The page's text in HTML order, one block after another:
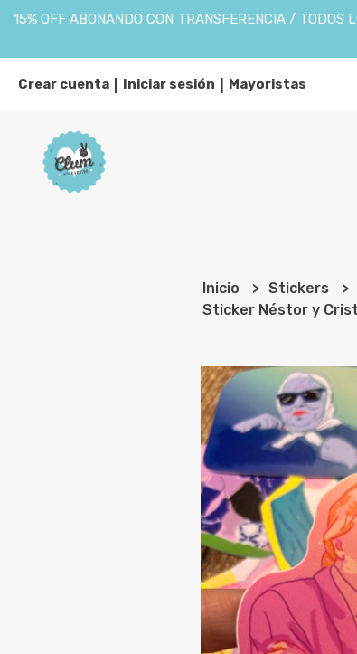
15% OFF ABONANDO CON TRANSFERENCIA / TODOS
Crear cuenta Iniciar sesión Mayoristas
Inicio
Stickers
Sticker Néstor y